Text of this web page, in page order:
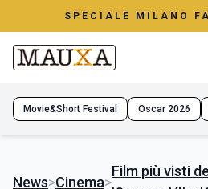
SPECIALE MILANO
Movie&Short Festival Oscar 2026
News>Cinema>
Film più visti